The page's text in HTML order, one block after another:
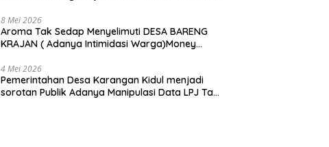
8 Mei 2026
Aroma Tak Sedap Menyelimuti DESA BARENG
KRAJAN ( Adanya Intimidasi Warga)Money
4 Mei 2026
Pemerintahan Desa Karangan Kidul menjadi
sorotan Publik Adanya Manipulasi Data LPJ Ta